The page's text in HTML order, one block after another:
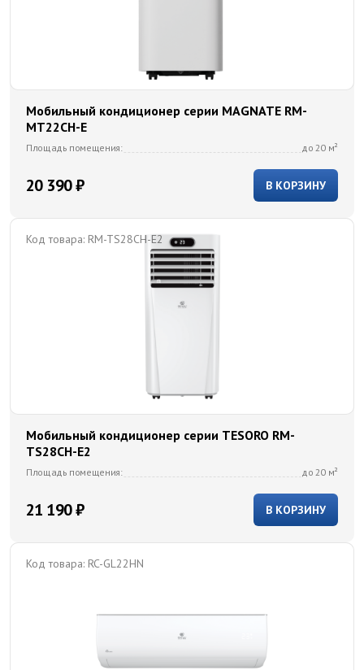
Мобильный кондиционер cерии MAGNATE RM-
MT22CH-E
Площадь помещения: до 20 м²
В КОРЗИНУ
20 390 ₽
Код товара: RM-TS28CH-E2
Мобильный кондиционер cерии TESORO RM-
TS28CH-E2
Площадь помещения: до 20 м²
В КОРЗИНУ
21 190 ₽
Код товара: RC-GL22HN